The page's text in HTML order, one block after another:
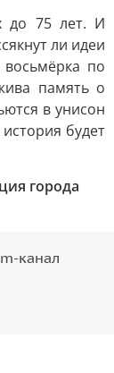
до 75 лет. И
ли идеи
по
память о
в унисон
будет
города
канал